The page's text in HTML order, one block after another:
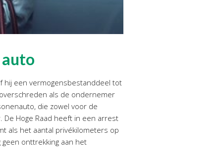
hij een vermogensbestanddeel tot
als de ondernemer
die zowel voor de
Hoge Raad heeft in een arrest
als het aantal privékilometers op
onttrekking aan het